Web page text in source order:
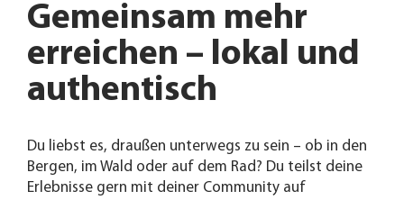
Du liebst es, draußen unterwegs zu sein – ob in den
Bergen, im Wald oder auf dem Rad? Du teilst deine
Erlebnisse gern mit deiner Community auf
Gemeinsam mehr
erreichen – lokal und
authentisch